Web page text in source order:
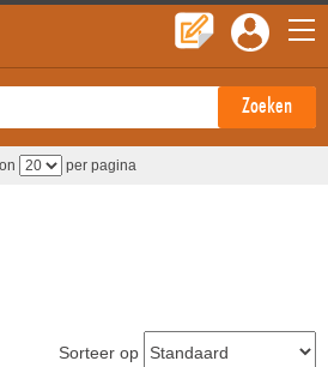
per pagina
Sorteer op